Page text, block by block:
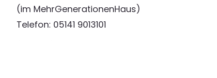
(im MehrGenerationenHaus)
Telefon: 05141 9013101